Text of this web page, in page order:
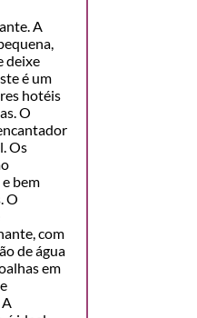
A
deixe
é um
hotéis
O
Os
bem
O
com
de água
em